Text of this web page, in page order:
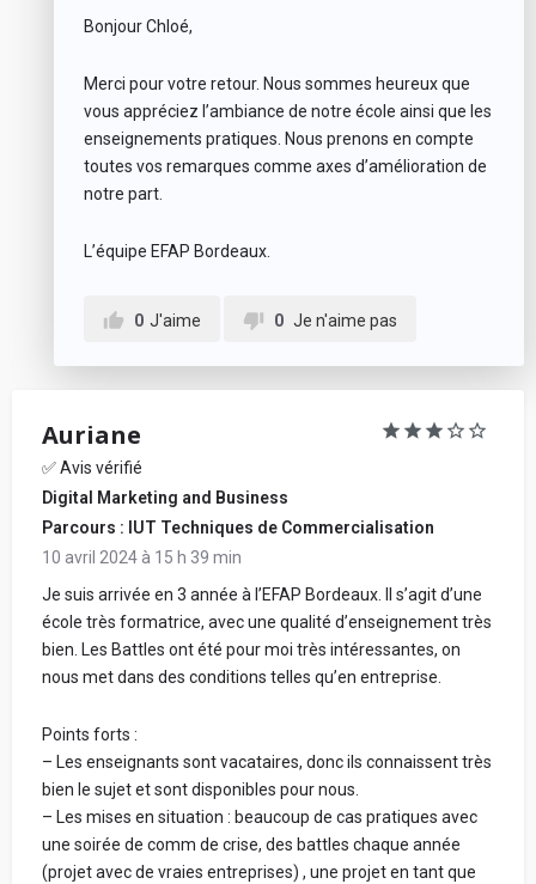
Bonjour Chloé,
Merci pour votre retour. Nous sommes heureux que
vous appréciez l’ambiance de notre école ainsi que les
enseignements pratiques. Nous prenons en compte
toutes vos remarques comme axes d’amélioration de
notre part.
L’équipe EFAP Bordeaux.
0 J'aime 0 Je n'aime pas
Auriane
✅ Avis vérifié
Digital Marketing and Business
Parcours : IUT Techniques de Commercialisation
10 avril 2024 à 15 h 39 min
Je suis arrivée en 3 année à l’EFAP Bordeaux. Il s’agit d’une
école très formatrice, avec une qualité d’enseignement très
bien. Les Battles ont été pour moi très intéressantes, on
nous met dans des conditions telles qu’en entreprise.
Points forts :
– Les enseignants sont vacataires, donc ils connaissent très
bien le sujet et sont disponibles pour nous.
– Les mises en situation : beaucoup de cas pratiques avec
une soirée de comm de crise, des battles chaque année
(projet avec de vraies entreprises) , une projet en tant que